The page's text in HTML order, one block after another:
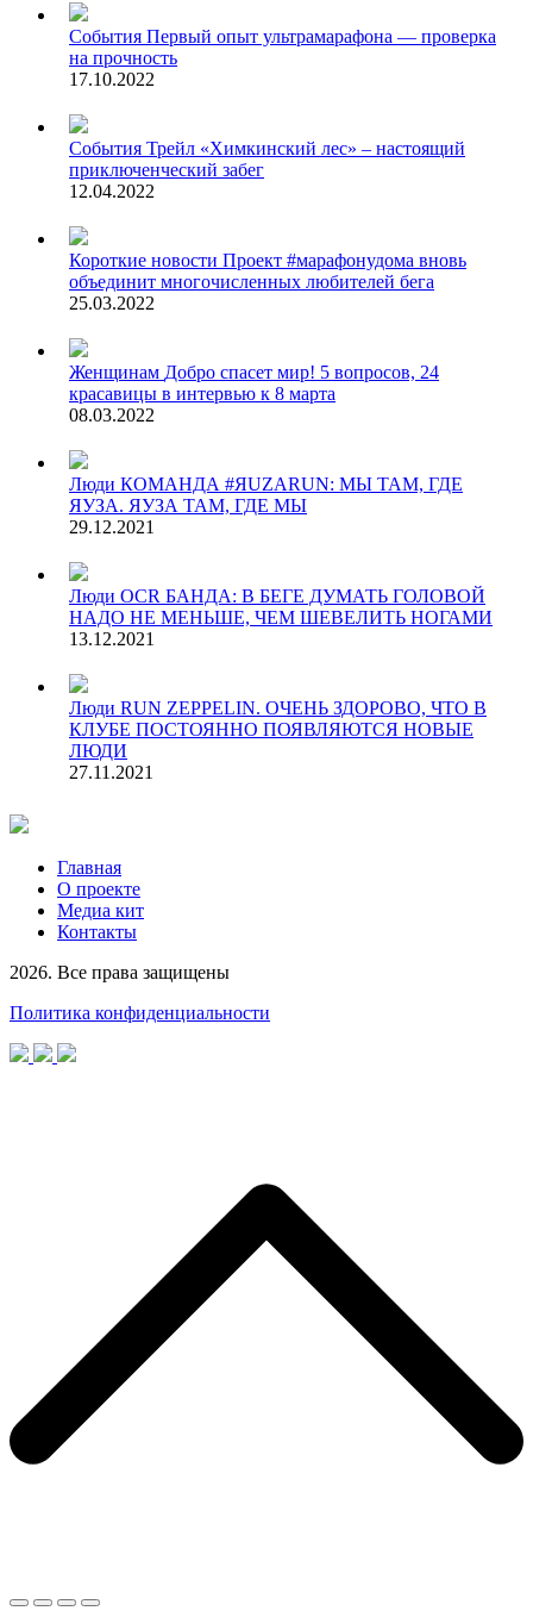
События Первый опыт ультрамарафона — проверка
на прочность
17.10.2022
События Трейл «Химкинский лес» – настоящий
приключенческий забег
12.04.2022
Короткие новости Проект #марафонудома вновь
объединит многочисленных любителей бега
25.03.2022
Женщинам Добро спасет мир! 5 вопросов, 24
красавицы в интервью к 8 марта
08.03.2022
Люди КОМАНДА #ЯUZARUN: МЫ ТАМ, ГДЕ
ЯУЗА. ЯУЗА ТАМ, ГДЕ МЫ
29.12.2021
Люди OCR БАНДА: В БЕГЕ ДУМАТЬ ГОЛОВОЙ
НАДО НЕ МЕНЬШЕ, ЧЕМ ШЕВЕЛИТЬ НОГАМИ
13.12.2021
Люди RUN ZEPPELIN. ОЧЕНЬ ЗДОРОВО, ЧТО В
КЛУБЕ ПОСТОЯННО ПОЯВЛЯЮТСЯ НОВЫЕ
ЛЮДИ
27.11.2021
Главная
О проекте
Медиа кит
Контакты
2026. Все права защищены
Политика конфиденциальности